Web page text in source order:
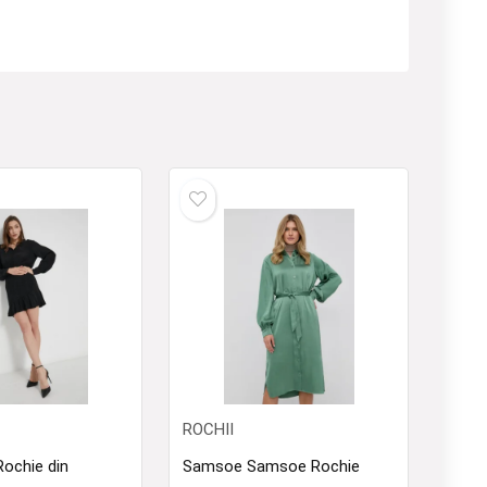
din
ROCHII
Samsoe Samsoe Rochie